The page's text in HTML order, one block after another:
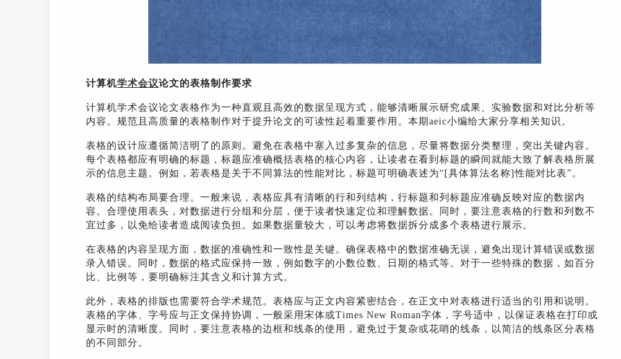
计算机学术会议论文的表格制作要求
计算机学术会议论文表格作为一种直观且高效的数据呈现方式，能够清晰展示研究成果、实验数据和对比分析等
内容。规范且高质量的表格制作对于提升论文的可读性起着重要作用。本期aeic小编给大家分享相关知识。
表格的设计应遵循简洁明了的原则。避免在表格中塞入过多复杂的信息，尽量将数据分类整理，突出关键内容。
每个表格都应有明确的标题，标题应准确概括表格的核心内容，让读者在看到标题的瞬间就能大致了解表格所展
示的信息主题。例如，若表格是关于不同算法的性能对比，标题可明确表述为“[具体算法名称]性能对比表”。
表格的结构布局要合理。一般来说，表格应具有清晰的行和列结构，行标题和列标题应准确反映对应的数据内
容。合理使用表头，对数据进行分组和分层，便于读者快速定位和理解数据。同时，要注意表格的行数和列数不
宜过多，以免给读者造成阅读负担。如果数据量较大，可以考虑将数据拆分成多个表格进行展示。
在表格的内容呈现方面，数据的准确性和一致性是关键。确保表格中的数据准确无误，避免出现计算错误或数据
录入错误。同时，数据的格式应保持一致，例如数字的小数位数、日期的格式等。对于一些特殊的数据，如百分
比、比例等，要明确标注其含义和计算方式。
此外，表格的排版也需要符合学术规范。表格应与正文内容紧密结合，在正文中对表格进行适当的引用和说明。
表格的字体、字号应与正文保持协调，一般采用宋体或Times New Roman字体，字号适中，以保证表格在打印或
显示时的清晰度。同时，要注意表格的边框和线条的使用，避免过于复杂或花哨的线条，以简洁的线条区分表格
的不同部分。